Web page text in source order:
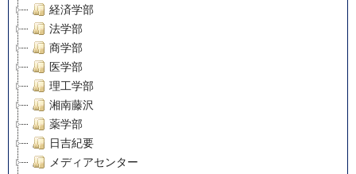
経済学部
法学部
商学部
医学部
理工学部
湘南藤沢
薬学部
日吉紀要
メディアセンター